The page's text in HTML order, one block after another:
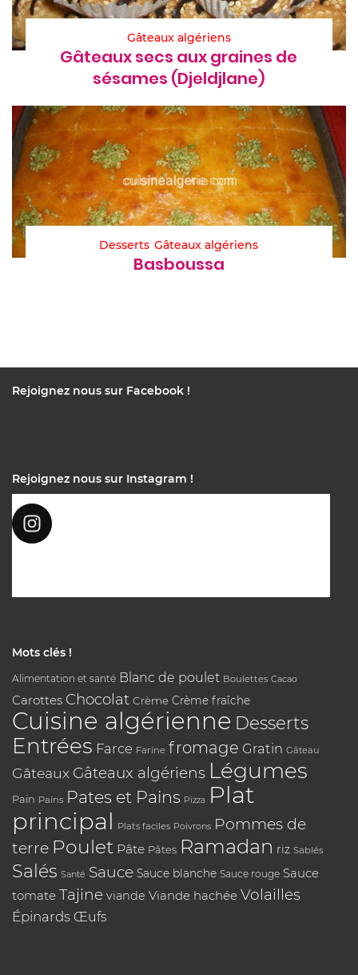
Gâteaux algériens
Gâteaux secs aux graines de
sésames (Djeldjlane)
Desserts Gâteaux algériens
Basboussa
Rejoignez nous sur Facebook !
Rejoignez nous sur Instagram !
Mots clés !
Alimentation et santé Blanc de poulet Boulettes Cacao
Carottes Chocolat Crème Crème fraîche
Cuisine algérienne Desserts
Entrées Farce Farine fromage Gratin Gâteau
Gâteaux Gâteaux algériens Légumes
Pain Pains Pates et Pains Pizza Plat
principal Plats faciles Poivrons Pommes de
terre Poulet Pâte Pâtes Ramadan riz Sablés
Salés Santé Sauce Sauce blanche Sauce rouge Sauce
tomate Tajine viande Viande hachée Volailles
Épinards Œufs